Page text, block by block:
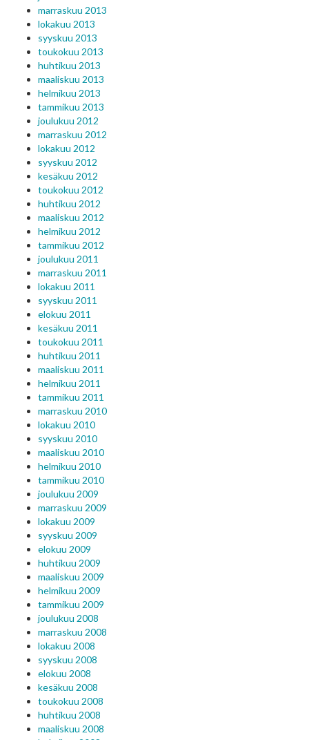
marraskuu 2013
lokakuu 2013
syyskuu 2013
toukokuu 2013
huhtikuu 2013
maaliskuu 2013
helmikuu 2013
tammikuu 2013
joulukuu 2012
marraskuu 2012
lokakuu 2012
syyskuu 2012
kesäkuu 2012
toukokuu 2012
huhtikuu 2012
maaliskuu 2012
helmikuu 2012
tammikuu 2012
joulukuu 2011
marraskuu 2011
lokakuu 2011
syyskuu 2011
elokuu 2011
kesäkuu 2011
toukokuu 2011
huhtikuu 2011
maaliskuu 2011
helmikuu 2011
tammikuu 2011
marraskuu 2010
lokakuu 2010
syyskuu 2010
maaliskuu 2010
helmikuu 2010
tammikuu 2010
joulukuu 2009
marraskuu 2009
lokakuu 2009
syyskuu 2009
elokuu 2009
huhtikuu 2009
maaliskuu 2009
helmikuu 2009
tammikuu 2009
joulukuu 2008
marraskuu 2008
lokakuu 2008
syyskuu 2008
elokuu 2008
kesäkuu 2008
toukokuu 2008
huhtikuu 2008
maaliskuu 2008